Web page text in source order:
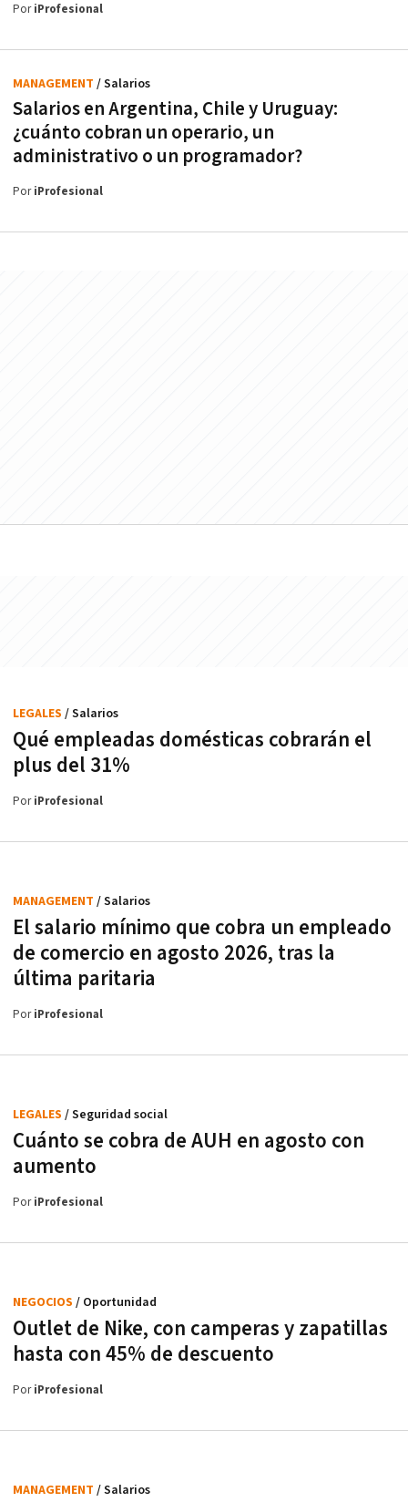
PoriProfesional
Salarios en Argentina, Chile y Uruguay:
¿cuánto cobran un operario, un
administrativo o un programador?
MANAGEMENT / Salarios
PoriProfesional
Qué empleadas domésticas cobrarán el
plus del 31%
LEGALES / Salarios
PoriProfesional
El salario mínimo que cobra un empleado
de comercio en agosto 2026, tras la
última paritaria
MANAGEMENT / Salarios
PoriProfesional
Cuánto se cobra de AUH en agosto con
aumento
LEGALES / Seguridad social
PoriProfesional
Outlet de Nike, con camperas y zapatillas
hasta con 45% de descuento
NEGOCIOS / Oportunidad
PoriProfesional
MANAGEMENT / Salarios